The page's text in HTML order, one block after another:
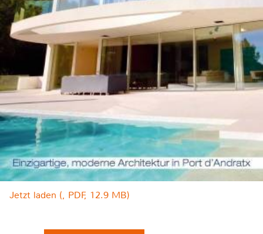
Jetzt laden (, PDF, 12.9 MB)